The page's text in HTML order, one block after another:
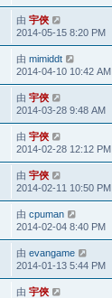
由 宇俠
2014-05-15 8:20 PM
由 mimiddt
2014-04-10 10:42 AM
由 宇俠
2014-03-28 9:48 AM
由 宇俠
2014-02-28 12:12 PM
由 宇俠
2014-02-11 10:50 PM
由 cpuman
2014-02-04 8:40 PM
由 evangame
2014-01-13 5:44 PM
由 宇俠